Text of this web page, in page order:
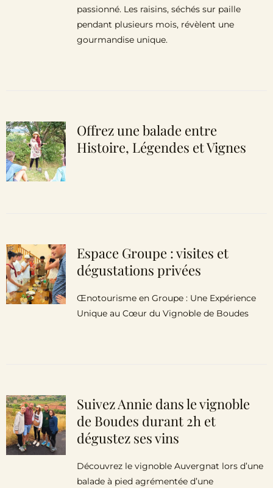
passionné. Les raisins, séchés sur paille
pendant plusieurs mois, révèlent une
gourmandise unique.
Offrez une balade entre
Histoire, Légendes et Vignes
Espace Groupe : visites et
dégustations privées
Œnotourisme en Groupe : Une Expérience
Unique au Cœur du Vignoble de Boudes
Suivez Annie dans le vignoble
de Boudes durant 2h et
dégustez ses vins
Découvrez le vignoble Auvergnat lors d’une
balade à pied agrémentée d’une